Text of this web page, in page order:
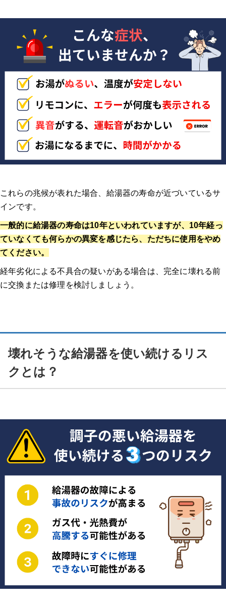
これらの兆候が表れた場合、給湯器の寿命が近づいているサ
インです。
一般的に給湯器の寿命は10年といわれていますが、10年経っ
ていなくても何らかの異変を感じたら、ただちに使用をやめ
てください。
経年劣化による不具合の疑いがある場合は、完全に壊れる前
に交換または修理を検討しましょう。
壊れそうな給湯器を使い続けるリス
クとは？